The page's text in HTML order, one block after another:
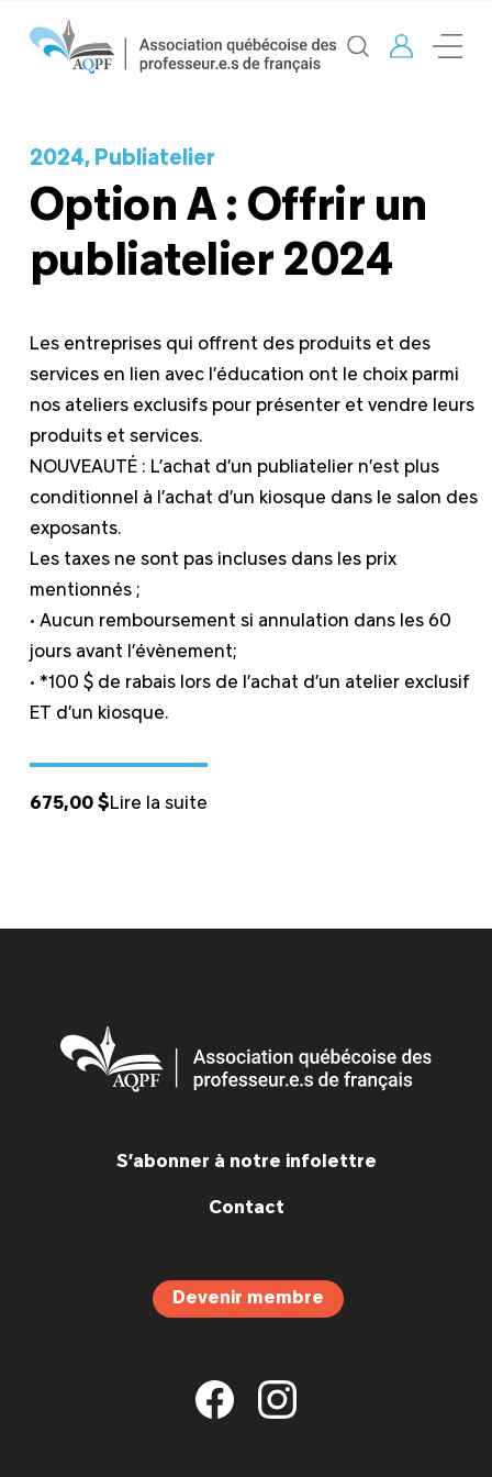
2024, Publiatelier
Option A : Offrir un
publiatelier 2024
Les entreprises qui offrent des produits et des
services en lien avec l’éducation ont le choix parmi
nos ateliers exclusifs pour présenter et vendre leurs
produits et services.
NOUVEAUTÉ : L’achat d’un publiatelier n’est plus
conditionnel à l’achat d’un kiosque dans le salon des
exposants.
Les taxes ne sont pas incluses dans les prix
mentionnés ;
• Aucun remboursement si annulation dans les 60
jours avant l’évènement;
• *100 $ de rabais lors de l’achat d’un atelier exclusif
ET d’un kiosque.
675,00 $Lire la suite
S’abonner à notre infolettre
Contact
Devenir membre